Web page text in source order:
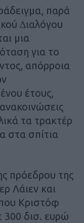
παρά
∆ιαλόγου
µια
για το
απόρροια
έτους,
τα τρακτέρ
στα σπίτια
πρόεδρου της
Λάιεν και
Κριστόφ
300 δισ. ευρώ